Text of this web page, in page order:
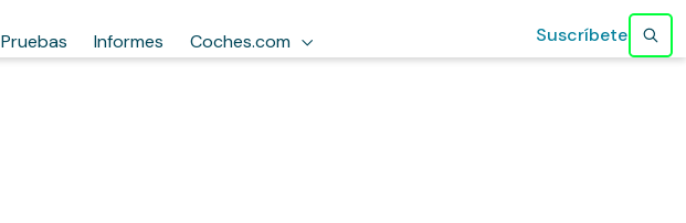
Pruebas Informes Coches.com Suscríbete